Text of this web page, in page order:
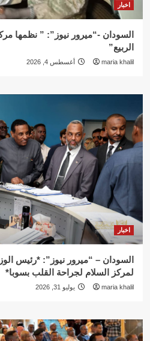
اخبار
السودان -“ميرور نيوز”: ” نظمها
الربيع”
maria khalil أغسطس 4, 2026
اخبار
السودان – “ميرور نيوز”: *رئيس
لمركز السلام لجراحة القلب بسوبا*
maria khalil يوليو 31, 2026